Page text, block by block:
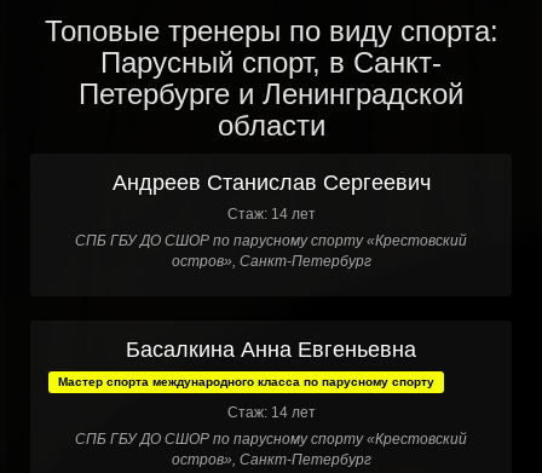
Топовые тренеры по виду спорта:
Парусный спорт, в Санкт-
Петербурге и Ленинградской
области
Андреев Станислав Сергеевич
Стаж: 14 лет
СПБ ГБУ ДО СШОР по парусному спорту «Крестовский
остров», Санкт-Петербург
Басалкина Анна Евгеньевна
Мастер спорта международного класса по парусному спорту
Стаж: 14 лет
СПБ ГБУ ДО СШОР по парусному спорту «Крестовский
остров», Санкт-Петербург